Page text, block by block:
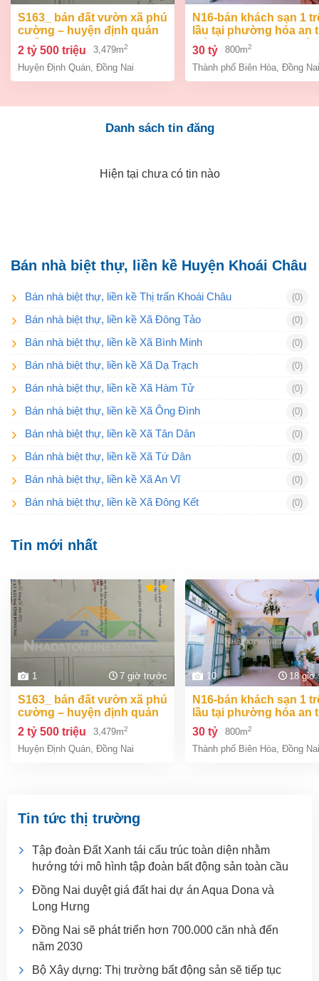
s163_ bán đất vườn xã phú
cường – huyện định quán
– đồng na
2 tỷ 500 triệu 3,479m2
Huyện Định Quán Đồng Nai
n16-bán khách sạn 1 trệt 2
lầu tại phường hóa an
biên hòa dt 800m2 giá
30 tỷ 800m2
Thành phố Biên Hòa Đồng Nai
Danh sách tin đăng
Hiện tại chưa có tin nào
Bán nhà biệt thự, liền kề Huyện Khoái Châu
Bán nhà biệt thự, liền kề Thị trấn Khoái Châu (0)
Bán nhà biệt thự, liền kề Xã Đông Tảo (0)
Bán nhà biệt thự, liền kề Xã Bình Minh (0)
Bán nhà biệt thự, liền kề Xã Dạ Trạch (0)
Bán nhà biệt thự, liền kề Xã Hàm Tử (0)
Bán nhà biệt thự, liền kề Xã Ông Đình (0)
Bán nhà biệt thự, liền kề Xã Tân Dân (0)
Bán nhà biệt thự, liền kề Xã Tứ Dân (0)
Bán nhà biệt thự, liền kề Xã An Vĩ (0)
Bán nhà biệt thự, liền kề Xã Đông Kết (0)
Tin mới nhất
1 7 giờ trước
s163_ bán đất vườn xã phú
cường – huyện định quán
– đồng na
2 tỷ 500 triệu 3,479m2
Huyện Định Quán, Đồng Nai
10 18 giờ
n16-bán khách sạn 1 trệt 2
lầu tại phường hóa an
biên hòa dt 800m2 giá
30 tỷ 800m2
Thành phố Biên Hòa, Đồng Nai
Tin tức thị trường
Tập đoàn Đất Xanh tái cấu trúc toàn diện nhằm
hướng tới mô hình tập đoàn bất động sản toàn cầu
Đồng Nai duyệt giá đất hai dự án Aqua Dona và
Long Hưng
Đồng Nai sẽ phát triển hơn 700.000 căn nhà đến
năm 2030
Bộ Xây dựng: Thị trường bất động sản sẽ tiếp tục